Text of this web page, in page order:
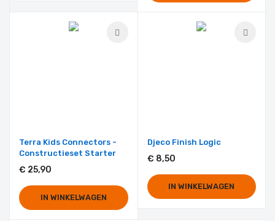
Terra Kids Connectors -
Constructieset Starter
€ 25,90
IN WINKELWAGEN
Djeco Finish Logic
€ 8,50
IN WINKELWAGEN